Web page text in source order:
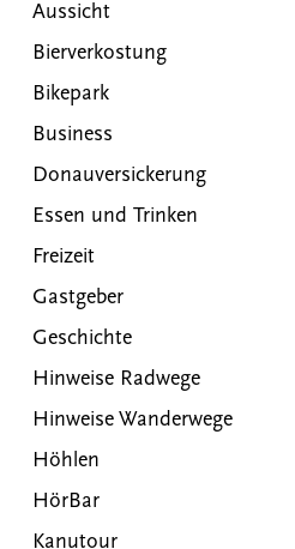
Aussicht
Bierverkostung
Bikepark
Business
Donauversickerung
Essen und Trinken
Freizeit
Gastgeber
Geschichte
Hinweise Radwege
Hinweise Wanderwege
Höhlen
HörBar
Kanutour